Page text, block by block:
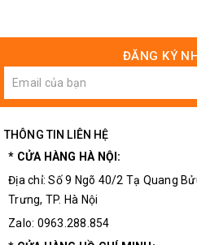
ĐĂNG KÝ
THÔNG TIN LIÊN HỆ
* CỬA HÀNG HÀ NỘI:
Địa chỉ: Số 9 Ngõ 40/2 Tạ Quang
Trưng, TP. Hà Nội
Zalo: 0963.288.854